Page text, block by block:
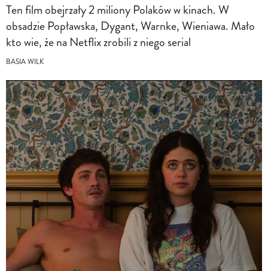
Ten film obejrzały 2 miliony Polaków w kinach. W
obsadzie Popławska, Dygant, Warnke, Wieniawa. Mało
kto wie, że na Netflix zrobili z niego serial
BASIA WILK